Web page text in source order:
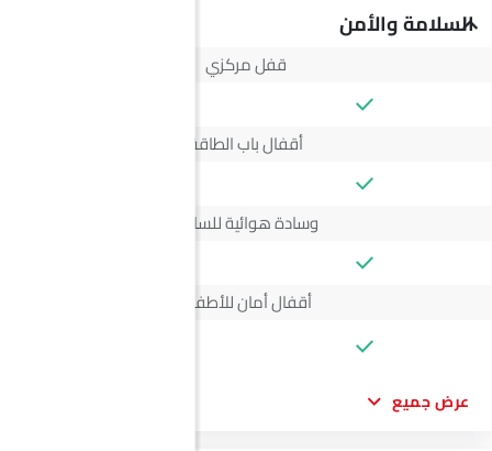
السلامة والأمن
قفل مركزي
أقفال باب الطاقة
وسادة هوائية للسائق
أقفال أمان للأطفال
عرض جميع